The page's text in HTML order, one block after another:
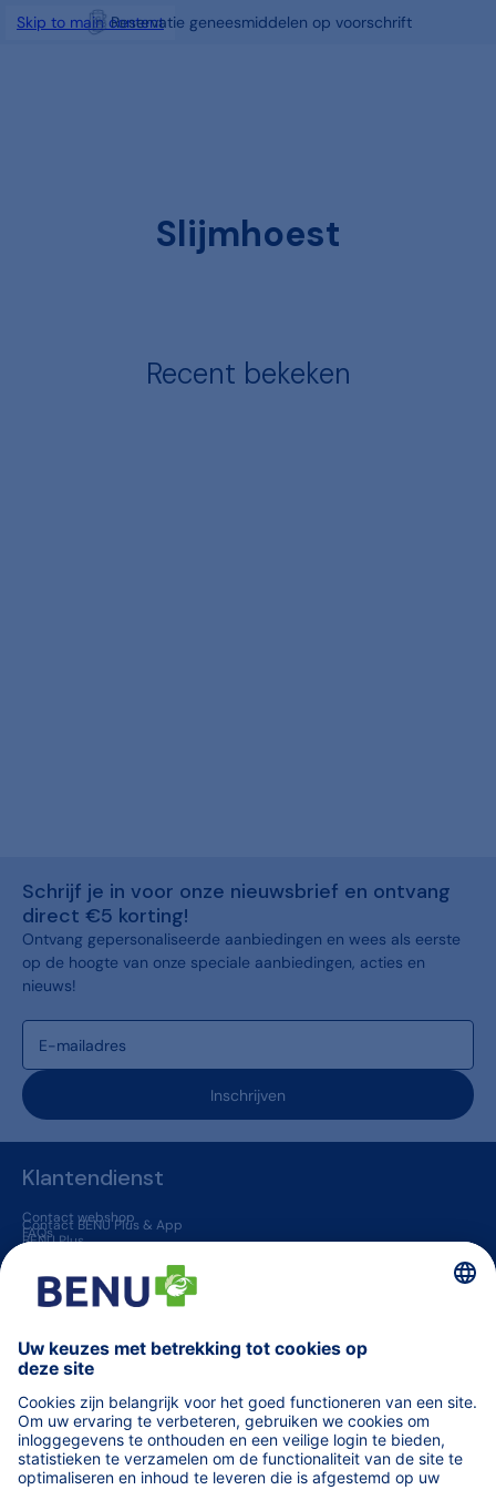
Skip to main content Gratis Click & Collect
Slijmhoest
Recent bekeken
Schrijf je in voor onze nieuwsbrief en ontvang
direct €5 korting!
Ontvang gepersonaliseerde aanbiedingen en wees als eerste
op de hoogte van onze speciale aanbiedingen, acties en
nieuws!
Inschrijven
Klantendienst
Contact webshop
Contact BENU Plus & App
FAQs
BENU Plus
BENU App
BENU apotheken
Overige informatie
Blogs
Helena
TARIEVEN terugbetaalde zorg
Vind een apotheek (van wacht)
Orde der Apothekers
Code van farmaceutische plichtenleer
fagg
MINT - Zorgprofessionals
Medisch materiaal voor professionals
WeCarePro - Infosite voor zorgprofessionals
Algemene voorwaarden